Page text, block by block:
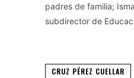
padres de familia;
subdirector de
CRUZ PÉREZ CUELLAR